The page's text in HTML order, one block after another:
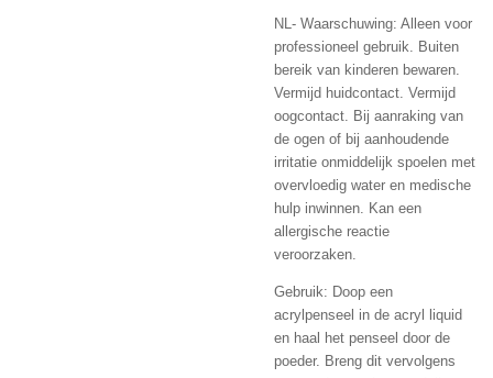
NL- Waarschuwing: Alleen voor
professioneel gebruik. Buiten
bereik van kinderen bewaren.
Vermijd huidcontact. Vermijd
oogcontact. Bij aanraking van
de ogen of bij aanhoudende
irritatie onmiddelijk spoelen met
overvloedig water en medische
hulp inwinnen. Kan een
allergische reactie
veroorzaken.
Gebruik: Doop een
acrylpenseel in de acryl liquid
en haal het penseel door de
poeder. Breng dit vervolgens